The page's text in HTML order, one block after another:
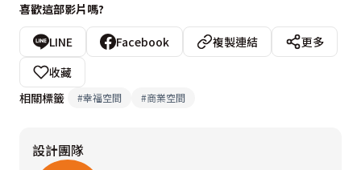
喜歡這部影片嗎?
LINE Facebook 複製連結
更多
收藏
相關標籤
#幸福空間 #商業空間
設計團隊